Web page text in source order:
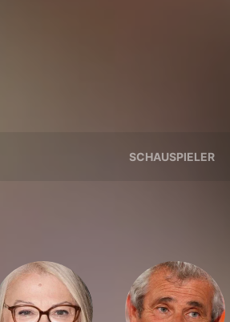
SCHAUSPIELER